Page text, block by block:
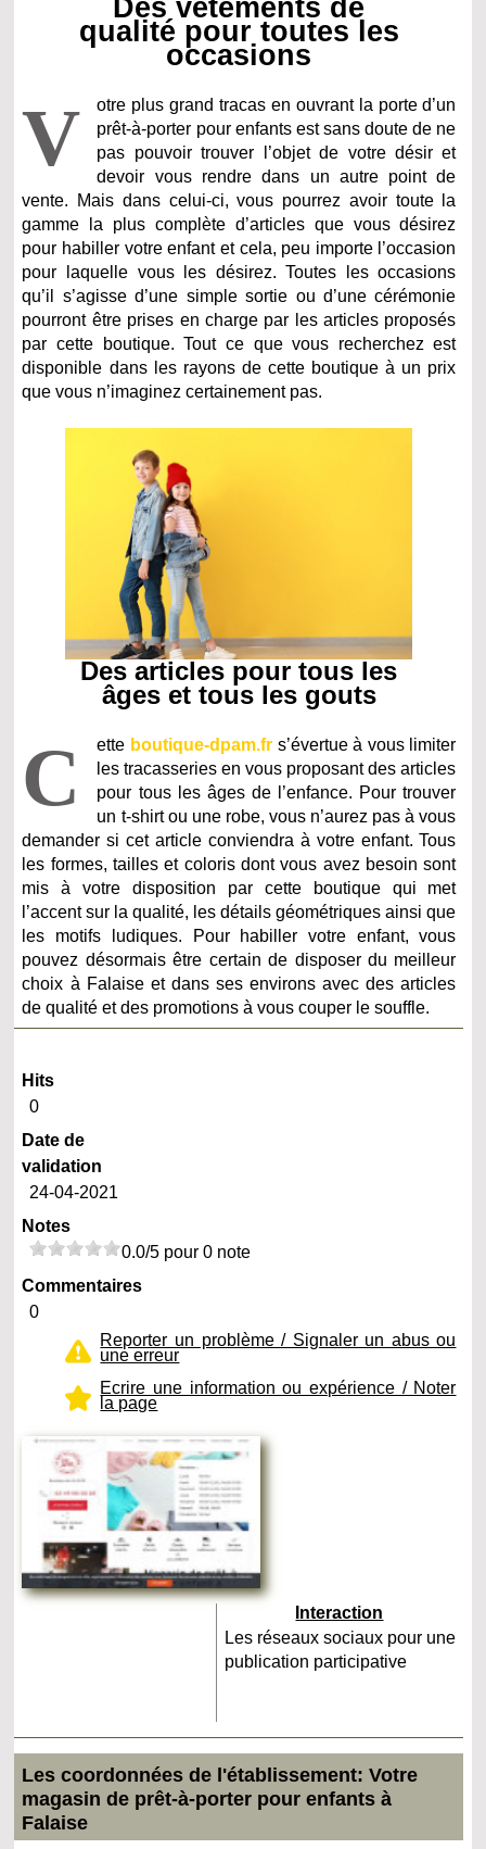
Des vêtements de
qualité pour toutes les
occasions
V
otre plus grand tracas en ouvrant la porte d’un
prêt-à-porter pour enfants est sans doute de ne
pas pouvoir trouver l’objet de votre désir et
devoir vous rendre dans un autre point de
vente. Mais dans celui-ci, vous pourrez avoir toute la
gamme la plus complète d’articles que vous désirez
pour habiller votre enfant et cela, peu importe l’occasion
pour laquelle vous les désirez. Toutes les occasions
qu’il s’agisse d’une simple sortie ou d’une cérémonie
pourront être prises en charge par les articles proposés
par cette boutique. Tout ce que vous recherchez est
disponible dans les rayons de cette boutique à un prix
que vous n’imaginez certainement pas.
Des articles pour tous les
âges et tous les gouts
C ette boutique-dpam.fr s’évertue à vous limiter
les tracasseries en vous proposant des articles
pour tous les âges de l’enfance. Pour trouver
un t-shirt ou une robe, vous n’aurez pas à vous
demander si cet article conviendra à votre enfant. Tous
les formes, tailles et coloris dont vous avez besoin sont
mis à votre disposition par cette boutique qui met
l’accent sur la qualité, les détails géométriques ainsi que
les motifs ludiques. Pour habiller votre enfant, vous
pouvez désormais être certain de disposer du meilleur
choix à Falaise et dans ses environs avec des articles
de qualité et des promotions à vous couper le souffle.
Hits
0
Date de
validation
24-04-2021
Notes
0.0/5 pour 0 note
Commentaires
0
Reporter un problème / Signaler un abus ou
une erreur
Ecrire une information ou expérience / Noter
la page
Interaction
Les réseaux sociaux pour une
publication participative
Les coordonnées de l'établissement: Votre
magasin de prêt-à-porter pour enfants à
Falaise